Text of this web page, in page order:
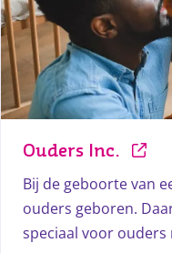
Ouders Inc.
Bij de geboorte van
ouders geboren.
speciaal voor